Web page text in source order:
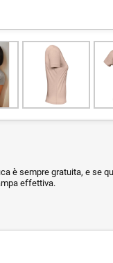
è sempre gratuita, e se
effettiva.